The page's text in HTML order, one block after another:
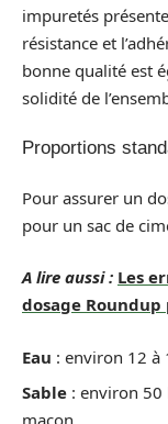
impuretés
résistance et
bonne qualité est
solidité de
Proportions
Pour assurer un
pour un sac de
A lire aussi : Les
dosage
Eau : environ 12 à
Sable : environ 50
maçon